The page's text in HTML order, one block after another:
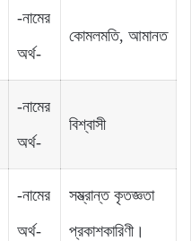
-নামের
অর্থ-
কোমলমতি, আমানত
-নামের
অর্থ-
বিশ্বাসী
-নামের
অর্থ-
সম্ভ্রান্ত কৃতজ্ঞতা
প্রকাশকারিণী।